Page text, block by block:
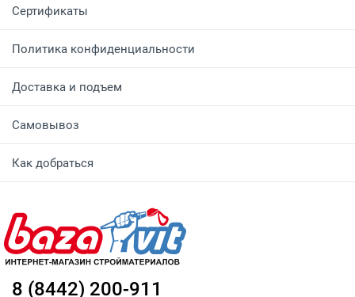
Сертификаты
Политика конфиденциальности
Доставка и подъем
Самовывоз
Как добраться
8 (8442) 200-911